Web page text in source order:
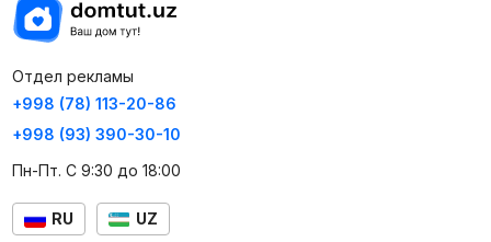
Отдел рекламы
+998 (78) 113-20-86
+998 (93) 390-30-10
Пн-Пт. С 9:30 до 18:00
RU UZ